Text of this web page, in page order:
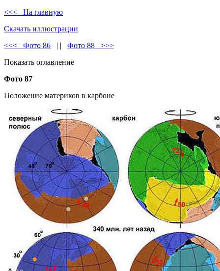
<<< На главную
Скачать иллюстрации
<<< Фото 86 | | Фото 88 >>>
Показать оглавление
Фото 87
Положение материков в карбоне